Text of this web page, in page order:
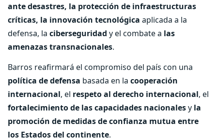
ante desastres, la protección de infraestructuras
críticas, la innovación tecnológica aplicada a la
defensa, la ciberseguridad y el combate a las
amenazas transnacionales.
Barros reafirmará el compromiso del país con una
política de defensa basada en la cooperación
internacional, el respeto al derecho internacional, el
fortalecimiento de las capacidades nacionalesy la
promoción de medidas de confianza mutua entre
los Estados del continente.